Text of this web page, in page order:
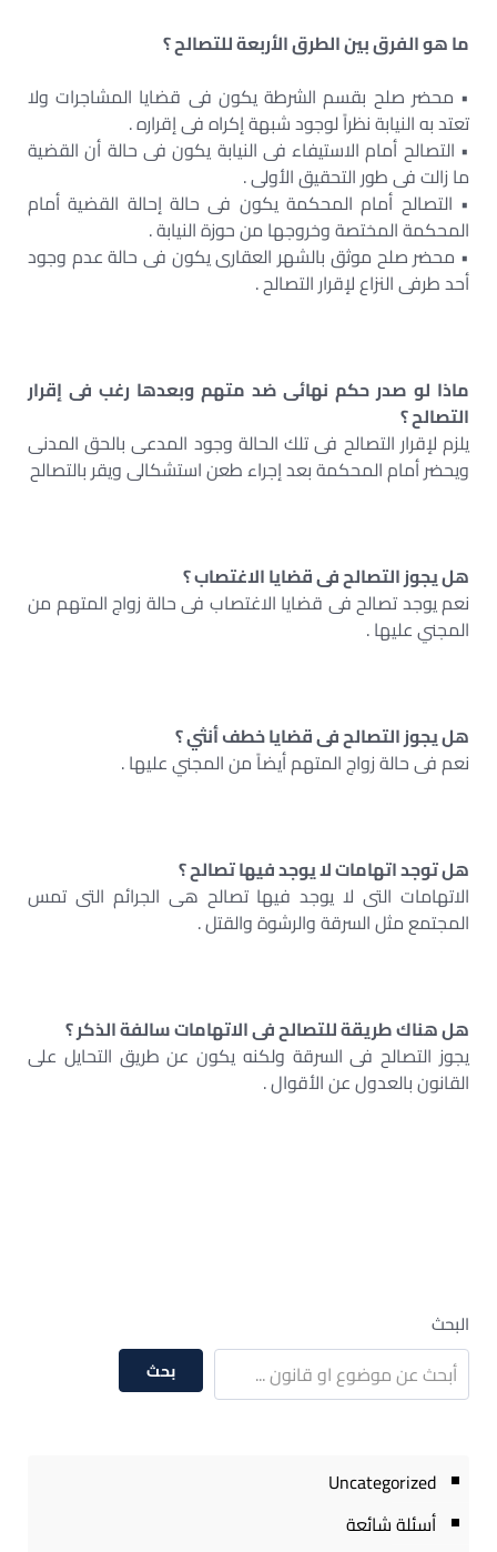
ما هو الفرق بين الطرق الأربعة للتصالح ؟
• محضر صلح بقسم الشرطة يكون فى قضايا المشاجرات ولا
تعتد به النيابة نظراً لوجود شبهة إكراه فى إقراره .
• التصالح أمام الاستيفاء فى النيابة يكون فى حالة أن القضية
ما زالت فى طور التحقيق الأولى .
• التصالح أمام المحكمة يكون فى حالة إحالة القضية أمام
المحكمة المختصة وخروجها من حوزة النيابة .
• محضر صلح موثق بالشهر العقارى يكون فى حالة عدم وجود
أحد طرفى النزاع لإقرار التصالح .
ماذا لو صدر حكم نهائى ضد متهم وبعدها رغب فى إقرار
التصالح ؟
يلزم لإقرار التصالح فى تلك الحالة وجود المدعى بالحق المدنى
ويحضر أمام المحكمة بعد إجراء طعن استشكالى ويقر بالتصالح
هل يجوز التصالح فى قضايا الاغتصاب ؟‍
نعم يوجد تصالح فى قضايا الاغتصاب فى حالة زواج المتهم من
المجني عليها .
هل يجوز التصالح فى قضايا خطف أنثي ؟‍
نعم فى حالة زواج المتهم أيضاً من المجني عليها .
هل توجد اتهامات لا يوجد فيها تصالح ؟
الاتهامات التى لا يوجد فيها تصالح هى الجرائم التى تمس
المجتمع مثل السرقة والرشوة والقتل .
هل هناك طريقة للتصالح فى الاتهامات سالفة الذكر ؟
يجوز التصالح فى السرقة ولكنه يكون عن طريق التحايل على
القانون بالعدول عن الأقوال .
البحث
بحث
Uncategorized
أسئلة شائعة